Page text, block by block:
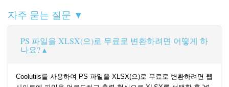
자주 묻는 질문 ▼
PS 파일을 XLSX(으)로 무료로 변환하려면 어떻게 하
나요?
Coolutils를 사용하여 PS 파일을 XLSX(으)로 무료로 변환하려면 웹